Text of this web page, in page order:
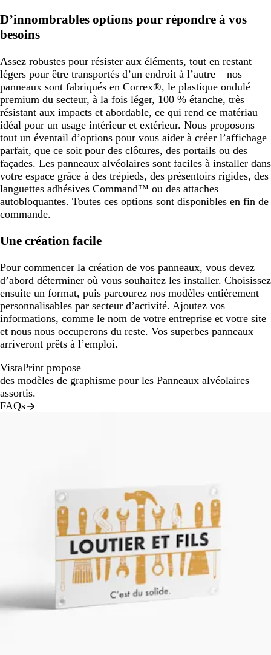
D’innombrables options pour répondre à vos
besoins
Assez robustes pour résister aux éléments, tout en restant
légers pour être transportés d’un endroit à l’autre – nos
panneaux sont fabriqués en Correx®, le plastique ondulé
premium du secteur, à la fois léger, 100 % étanche, très
résistant aux impacts et abordable, ce qui rend ce matériau
idéal pour un usage intérieur et extérieur. Nous proposons
tout un éventail d’options pour vous aider à créer l’affichage
parfait, que ce soit pour des clôtures, des portails ou des
façades. Les panneaux alvéolaires sont faciles à installer dans
votre espace grâce à des trépieds, des présentoirs rigides, des
languettes adhésives Command™ ou des attaches
autobloquantes. Toutes ces options sont disponibles en fin de
commande.
Une création facile
Pour commencer la création de vos panneaux, vous devez
d’abord déterminer où vous souhaitez les installer. Choisissez
ensuite un format, puis parcourez nos modèles entièrement
personnalisables par secteur d’activité. Ajoutez vos
informations, comme le nom de votre entreprise et votre site
et nous nous occuperons du reste. Vos superbes panneaux
arriveront prêts à l’emploi.
VistaPrint propose
des modèles de graphisme pour les Panneaux alvéolaires
assortis.
FAQs